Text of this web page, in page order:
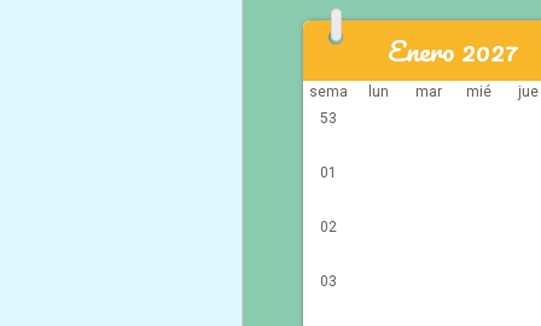
Enero 2027
sema lun mar mié
jue
53
01
02
03